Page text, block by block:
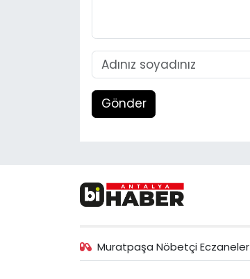
Gönder
Muratpaşa Nöbetçi Eczaneler